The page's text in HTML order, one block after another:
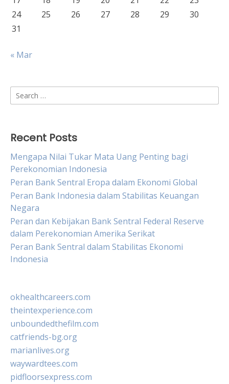
24
25 26 27 28 29
30
31
« Mar
Search
for:
Recent Posts
Mengapa Nilai Tukar Mata Uang Penting bagi
Perekonomian Indonesia
Peran Bank Sentral Eropa dalam Ekonomi Global
Peran Bank Indonesia dalam Stabilitas Keuangan
Negara
Peran dan Kebijakan Bank Sentral Federal Reserve
dalam Perekonomian Amerika Serikat
Peran Bank Sentral dalam Stabilitas Ekonomi
Indonesia
okhealthcareers.com
theintexperience.com
unboundedthefilm.com
catfriends-bg.org
marianlives.org
waywardtees.com
pidfloorsexpress.com